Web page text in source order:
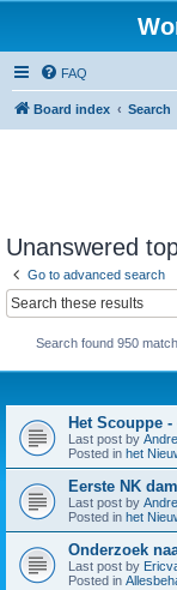
FAQ
Board index Search
Unanswered
Go to advanced search
Search found 950
Het Scouppe
Last post by
Posted in het
Eerste NK
Last post by
Posted in het
Onderzoek
Last post by
Posted in